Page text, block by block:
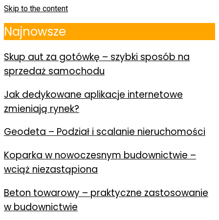
Skip to the content
Najnowsze
Skup aut za gotówkę – szybki sposób na
sprzedaż samochodu
Jak dedykowane aplikacje internetowe
zmieniają rynek?
Geodeta – Podział i scalanie nieruchomości
Koparka w nowoczesnym budownictwie –
wciąż niezastąpiona
Beton towarowy – praktyczne zastosowanie
w budownictwie